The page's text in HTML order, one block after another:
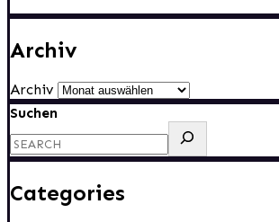
Archiv
Archiv
Suchen
Categories